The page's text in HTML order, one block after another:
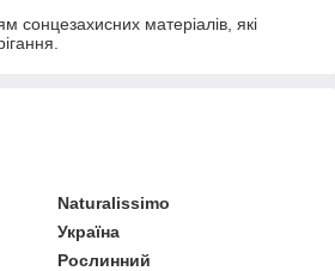
сонцезахисних матеріалів, які
Naturalissimo
Україна
Рослинний